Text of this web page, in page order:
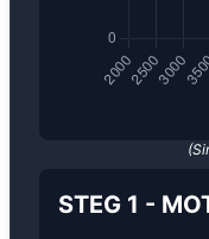
STEG 1 -